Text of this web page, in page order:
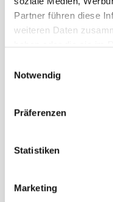
Partner führen diese
weiteren Daten
haben oder die sie im
Notwendig
Präferenzen
Statistiken
Marketing
Beschreibung /